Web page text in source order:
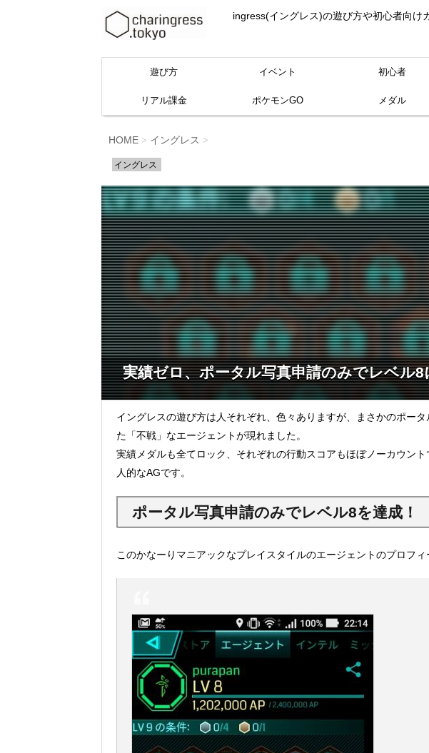
ingress(イングレス)の遊び方や初心者向け
遊び方 イベント 初心者
リアル課金 ポケモンGO メダル
HOME > イングレス >
イングレス
実績ゼロ、ポータル写真申請のみでレベル
イングレスの遊び方は人それぞれ、色々ありますが、まさかのポー
た「不戦」なエージェントが現れました。
実績メダルも全てロック、それぞれの行動スコアもほぼノーカウン
人的なAGです。
ポータル写真申請のみでレベル8を達成！
このかなーりマニアックなプレイスタイルのエージェントのプロフィ